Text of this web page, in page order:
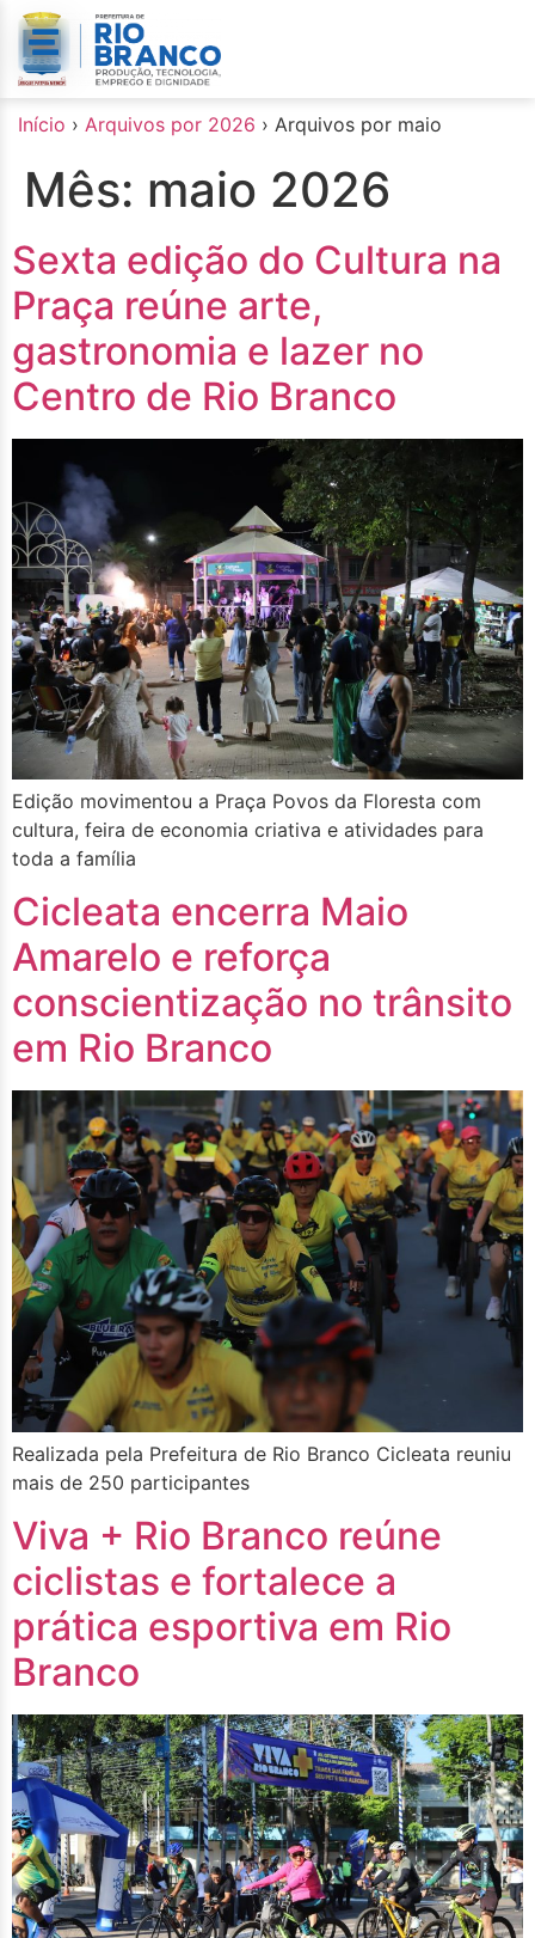
conteúdo
Início › Arquivos por 2026 › Arquivos por maio
Mês: maio 2026
Sexta edição do Cultura na
Praça reúne arte,
gastronomia e lazer no
Centro de Rio Branco
Edição movimentou a Praça Povos da Floresta com
cultura, feira de economia criativa e atividades para
toda a família
Cicleata encerra Maio
Amarelo e reforça
conscientização no trânsito
em Rio Branco
Realizada pela Prefeitura de Rio Branco Cicleata reuniu
mais de 250 participantes
Viva + Rio Branco reúne
ciclistas e fortalece a
prática esportiva em Rio
Branco